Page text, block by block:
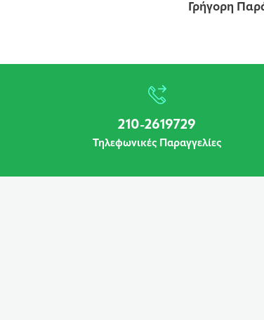
Γρήγορη
210-2619729
Τηλεφωνικές Παραγγελίες